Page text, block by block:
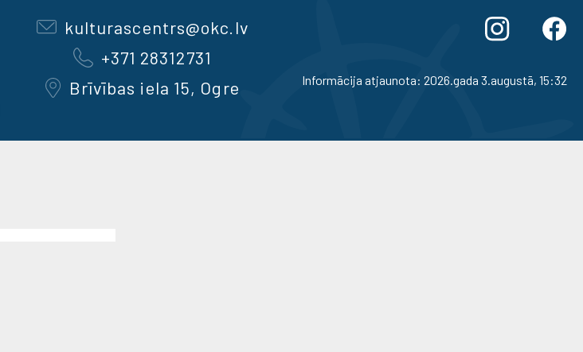
kulturascentrs@okc.lv
+371 28312731
Brīvības iela 15, Ogre
Informācija atjaunota: 2026.gada 3.augustā, 15:32